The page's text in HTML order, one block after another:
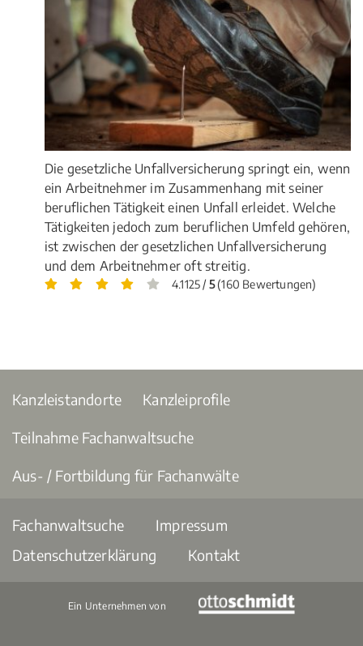
Die gesetzliche Unfallversicherung springt ein, wenn
ein Arbeitnehmer im Zusammenhang mit seiner
beruflichen Tätigkeit einen Unfall erleidet. Welche
Tätigkeiten jedoch zum beruflichen Umfeld gehören,
ist zwischen der gesetzlichen Unfallversicherung
und dem Arbeitnehmer oft streitig.
4.1125 / 5(160 Bewertungen)
Kanzleistandorte Kanzleiprofile
Teilnahme Fachanwaltsuche
Aus- / Fortbildung für Fachanwälte
Fachanwaltsuche
Impressum
Datenschutzerklärung
Kontakt
Ein Unternehmen von